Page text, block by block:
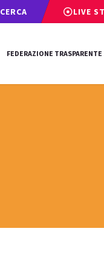
CERCA LIVE
FEDERAZIONE TRASPARENTE